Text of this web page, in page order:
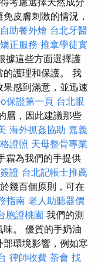
皮膚刺激的情況，
自助餐外燴 台北牙醫
正服務 推拿學徒實
據這些方面選擇護
的護理和保護。 我
感到滿意，並迅速
保證第一頁 台北眼
層，因此建議那些
海外抓姦協助 嘉義
證照 天母整骨專業
霜為我們的手提供
證 台北記帳士推薦
幾百個原則，可在
指南 老人助聽器價
胞證桃園 我們的測
。 優質的手奶油
環境影響，例如寒
律師收費 茶會 找